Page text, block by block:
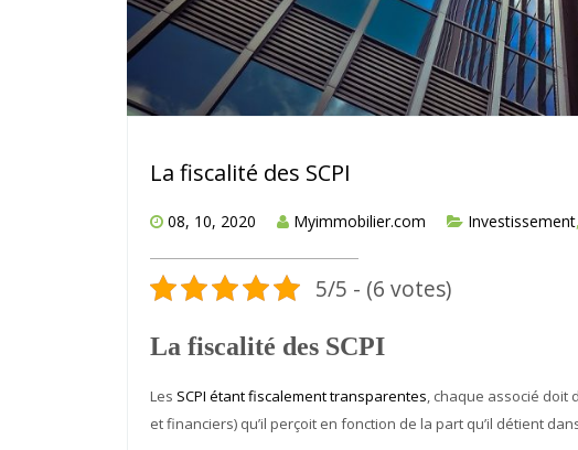
La fiscalité des SCPI
08, 10, 2020 Myimmobilier.com Investissement,
5/5 - (6 votes)
La fiscalité des SCPI
Les SCPI étant fiscalement transparentes, chaque associé doit
et financiers) qu’il perçoit en fonction de la part qu’il détient